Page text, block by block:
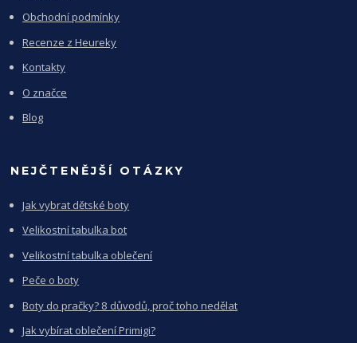
Obchodní podmínky
Recenze z Heureky
Kontakty
O značce
Blog
NEJČTENĚJŠÍ OTÁZKY
Jak vybrat dětské boty
Velikostní tabulka bot
Velikostní tabulka oblečení
Peče o boty
Boty do pračky? 8 důvodů, proč toho nedělat
Jak vybírat oblečení Primigi?